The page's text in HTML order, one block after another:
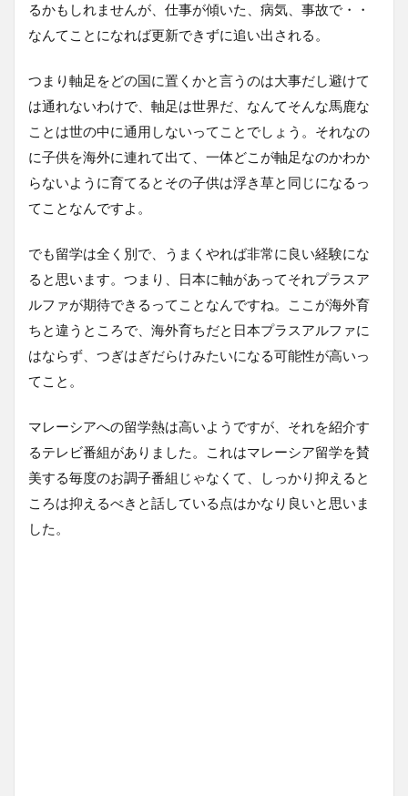
るかもしれませんが、仕事が傾いた、病気、事故で・・
なんてことになれば更新できずに追い出される。
つまり軸足をどの国に置くかと言うのは大事だし避けて
は通れないわけで、軸足は世界だ、なんてそんな馬鹿な
ことは世の中に通用しないってことでしょう。それなの
に子供を海外に連れて出て、一体どこが軸足なのかわか
らないように育てるとその子供は浮き草と同じになるっ
てことなんですよ。
でも留学は全く別で、うまくやれば非常に良い経験にな
ると思います。つまり、日本に軸があってそれプラスア
ルファが期待できるってことなんですね。ここが海外育
ちと違うところで、海外育ちだと日本プラスアルファに
はならず、つぎはぎだらけみたいになる可能性が高いっ
てこと。
マレーシアへの留学熱は高いようですが、それを紹介す
るテレビ番組がありました。これはマレーシア留学を賛
美する毎度のお調子番組じゃなくて、しっかり抑えると
ころは抑えるべきと話している点はかなり良いと思いま
した。